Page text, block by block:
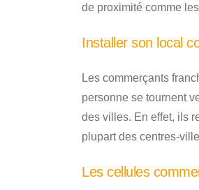
de proximité comme
Installer son local
Les commerçants
personne se tournent
des villes. En effet, ils
plupart des centres-
Les cellules